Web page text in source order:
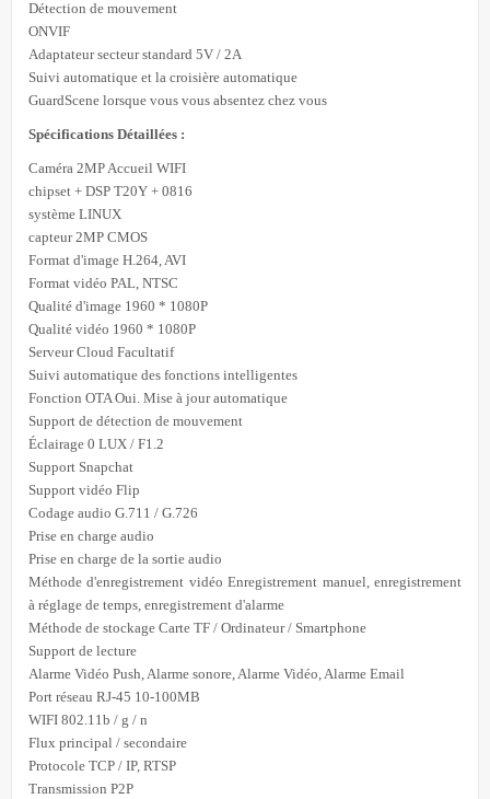
Détection de mouvement
ONVIF
Adaptateur secteur standard 5V / 2A
Suivi automatique et la croisière automatique
GuardScene lorsque vous vous absentez chez vous
Spécifications Détaillées :
Caméra 2MP Accueil WIFI
chipset + DSP T20Y + 0816
système LINUX
capteur 2MP CMOS
Format d'image H.264, AVI
Format vidéo PAL, NTSC
Qualité d'image 1960 * 1080P
Qualité vidéo 1960 * 1080P
Serveur Cloud Facultatif
Suivi automatique des fonctions intelligentes
Fonction OTA Oui. Mise à jour automatique
Support de détection de mouvement
Éclairage 0 LUX / F1.2
Support Snapchat
Support vidéo Flip
Codage audio G.711 / G.726
Prise en charge audio
Prise en charge de la sortie audio
Méthode d'enregistrement vidéo Enregistrement manuel, enregistrement
à réglage de temps, enregistrement d'alarme
Méthode de stockage Carte TF / Ordinateur / Smartphone
Support de lecture
Alarme Vidéo Push, Alarme sonore, Alarme Vidéo, Alarme Email
Port réseau RJ-45 10-100MB
WIFI 802.11b / g / n
Flux principal / secondaire
Protocole TCP / IP, RTSP
Transmission P2P